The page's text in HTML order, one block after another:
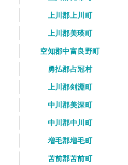
上川郡上川町
上川郡美瑛町
空知郡中富良野町
勇払郡占冠村
上川郡剣淵町
中川郡美深町
中川郡中川町
増毛郡増毛町
苫前郡苫前町